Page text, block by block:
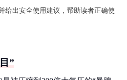
给出安全使用建议，帮助读者正确使
”